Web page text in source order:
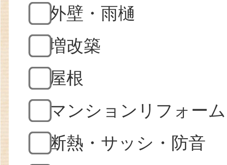
外壁・雨樋
増改築
屋根
マンションリフォーム
断熱・サッシ・防音